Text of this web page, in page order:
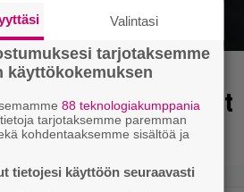
Krista-vaimon
viimeisillään – pusut
Valintasi
tarjotaksemme
käyttökokemuksen
88 teknologiakumppania
tarjotaksemme paremman
kohdentaaksemme sisältöä ja
tietojesi käyttöön seuraavasti